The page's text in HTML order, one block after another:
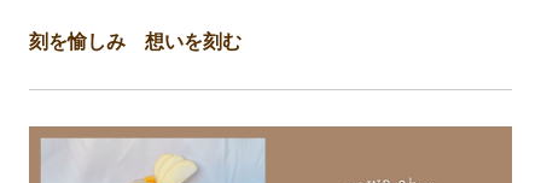
刻を愉しみ 想いを刻む